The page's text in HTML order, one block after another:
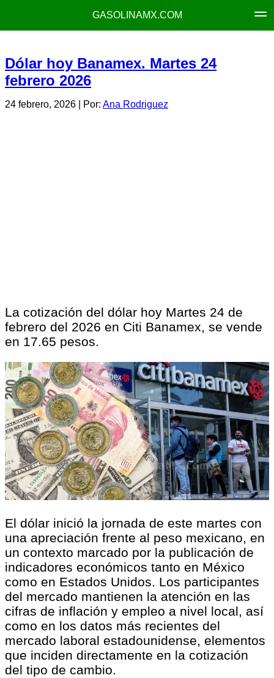
GASOLINAMX.COM
Dólar hoy Banamex. Martes 24
febrero 2026
24 febrero, 2026 | Por: Ana Rodriguez
La cotización del dólar hoy Martes 24 de
febrero del 2026 en Citi Banamex, se vende
en 17.65 pesos.
El dólar inició la jornada de este martes con
una apreciación frente al peso mexicano, en
un contexto marcado por la publicación de
indicadores económicos tanto en México
como en Estados Unidos. Los participantes
del mercado mantienen la atención en las
cifras de inflación y empleo a nivel local, así
como en los datos más recientes del
mercado laboral estadounidense, elementos
que inciden directamente en la cotización
del tipo de cambio.